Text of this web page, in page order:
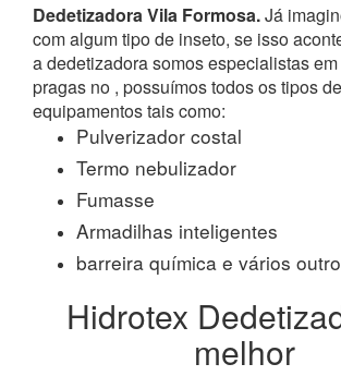
Dedetizadora Vila Formosa.Já
com algum tipo de inseto, se isso
a dedetizadora somos especialistas
pragas no , possuímos todos os tipos de
equipamentos tais como:
Pulverizador costal
Termo nebulizador
Fumasse
Armadilhas inteligentes
barreira química e vários
Hidrotex
melhor